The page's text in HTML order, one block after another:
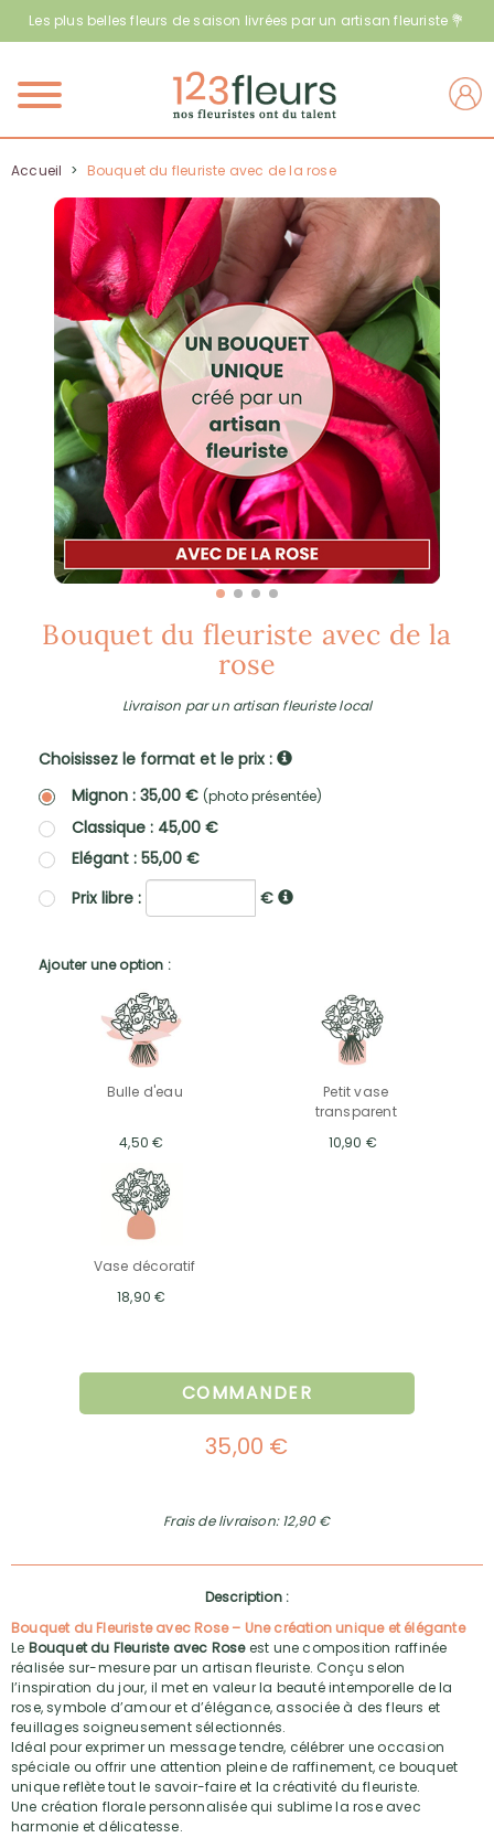
Les plus belles fleurs de saison livrées par un artisan fleuriste 💐
Menu
Accueil > Bouquet du fleuriste avec de la rose
Bouquet du fleuriste avec de la
rose
Livraison par un artisan fleuriste local
Choisissez le format et le prix :
Mignon : 35,00 € (photo présentée)
Classique : 45,00 €
Elégant : 55,00 €
Prix libre :
€
Ajouter une option :
Bulle d'eau
4,50 €
Petit vase
transparent
10,90 €
Vase décoratif
18,90 €
COMMANDER
35,00 €
Frais de livraison: 12,90 €
Description :
Bouquet du Fleuriste avec Rose – Une création unique et élégante
Le Bouquet du Fleuriste avec Roseest une composition raffinée
réalisée sur-mesure par un artisan fleuriste. Conçu selon
l’inspiration du jour, il met en valeur la beauté intemporelle de la
rose, symbole d’amour et d’élégance, associée à des fleurs et
feuillages soigneusement sélectionnés.
Idéal pour exprimer un message tendre, célébrer une occasion
spéciale ou offrir une attention pleine de raffinement, ce bouquet
unique reflète tout le savoir-faire et la créativité du fleuriste.
Une création florale personnalisée qui sublime la rose avec
harmonie et délicatesse.